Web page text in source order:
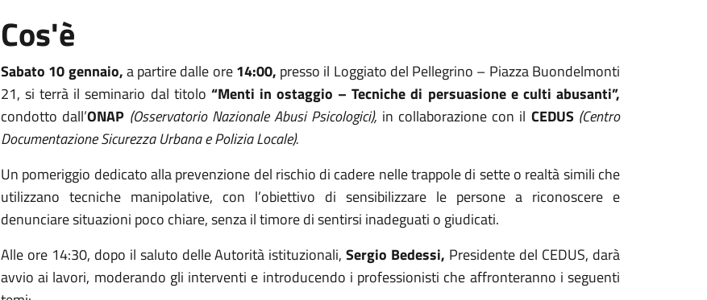
Cos'è
Sabato 10 gennaio,a partire dalle ore14:00, presso il Loggiato del Pellegrino – Piazza Buondelmonti
21, si terrà il seminario dal titolo “Menti in ostaggio – Tecniche di persuasione e culti abusanti”,
condotto dall’ONAP (Osservatorio Nazionale Abusi Psicologici), in collaborazione con il CEDUS (Centro
Documentazione Sicurezza Urbana e Polizia Locale).
Un pomeriggio dedicato alla prevenzione del rischio di cadere nelle trappole di sette o realtà simili che
utilizzano tecniche manipolative, con l’obiettivo di sensibilizzare le persone a riconoscere e
denunciare situazioni poco chiare, senza il timore di sentirsi inadeguati o giudicati.
Alle ore 14:30, dopo il saluto delle Autorità istituzionali,Sergio Bedessi, Presidente del CEDUS, darà
avvio ai lavori, moderando gli interventi e introducendo i professionisti che affronteranno i seguenti